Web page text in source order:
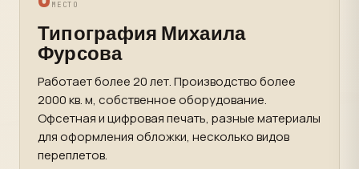
МЕСТО
Типография Михаила
Фурсова
Работает более 20 лет. Производство более
2000 кв. м, собственное оборудование.
Офсетная и цифровая печать, разные материалы
для оформления обложки, несколько видов
переплетов.